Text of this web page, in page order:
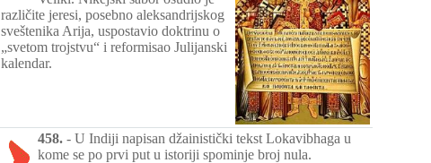
različite jeresi, posebno aleksandrijskog
sveštenika Arija, uspostavio doktrinu o
„svetom trojstvu“ i reformisao Julijanski
kalendar.
458. - U Indiji napisan džainistički tekst Lokavibhaga u
kome se po prvi put u istoriji spominje broj nula.